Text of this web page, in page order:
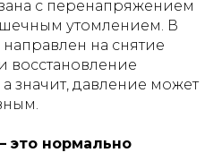
с перенапряжением
утомлением. В
направлен на снятие
значит, давление может
это нормально